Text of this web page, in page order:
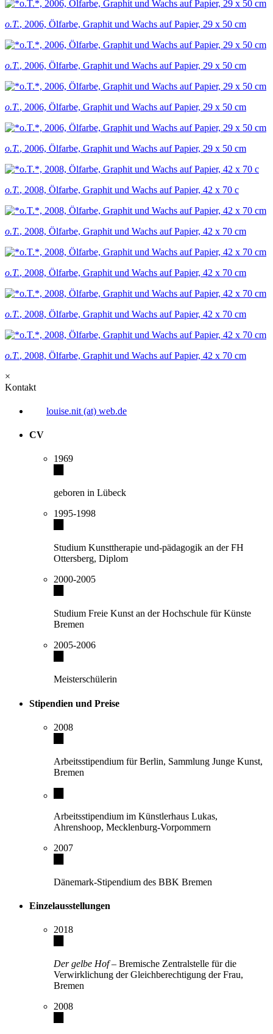
o.T., 2006, Ölfarbe, Graphit und Wachs auf Papier, 29 x 50 cm
o.T., 2006, Ölfarbe, Graphit und Wachs auf Papier, 29 x 50 cm
o.T., 2006, Ölfarbe, Graphit und Wachs auf Papier, 29 x 50 cm
o.T., 2006, Ölfarbe, Graphit und Wachs auf Papier, 29 x 50 cm
o.T., 2008, Ölfarbe, Graphit und Wachs auf Papier, 42 x 70 c
o.T., 2008, Ölfarbe, Graphit und Wachs auf Papier, 42 x 70 cm
o.T., 2008, Ölfarbe, Graphit und Wachs auf Papier, 42 x 70 cm
o.T., 2008, Ölfarbe, Graphit und Wachs auf Papier, 42 x 70 cm
o.T., 2008, Ölfarbe, Graphit und Wachs auf Papier, 42 x 70 cm
×
Kontakt
louise.nit (at) web.de
CV
1969
geboren in Lübeck
1995-1998
Studium Kunsttherapie und-pädagogik an der FH
Ottersberg, Diplom
2000-2005
Studium Freie Kunst an der Hochschule für Künste
Bremen
2005-2006
Meisterschülerin
Stipendien und Preise
2008
Arbeitsstipendium für Berlin, Sammlung Junge Kunst,
Bremen
Arbeitsstipendium im Künstlerhaus Lukas,
Ahrenshoop, Mecklenburg-Vorpommern
2007
Dänemark-Stipendium des BBK Bremen
Einzelausstellungen
2018
Der gelbe Hof– Bremische Zentralstelle für die
Verwirklichung der Gleichberechtigung der Frau,
Bremen
2008